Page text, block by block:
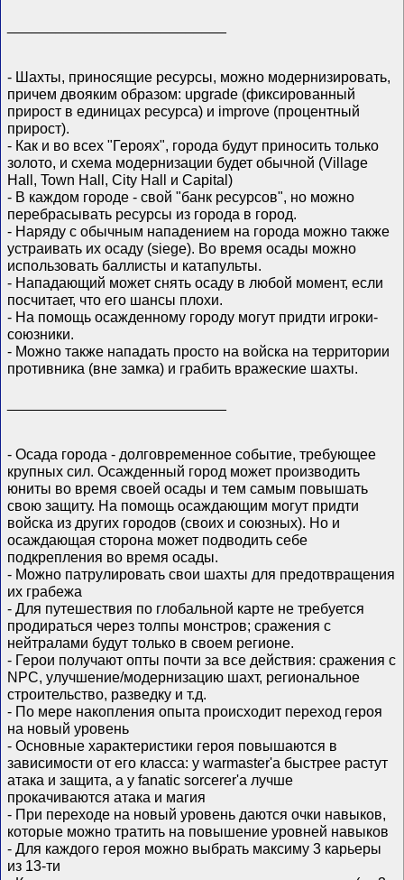
- Шахты, приносящие ресурсы, можно модернизировать,
причем двояким образом: upgrade (фиксированный
прирост в единицах ресурса) и improve (процентный
прирост).
- Как и во всех "Героях", города будут приносить только
золото, и схема модернизации будет обычной (Village
Hall, Town Hall, City Hall и Capital)
- В каждом городе - свой "банк ресурсов", но можно
перебрасывать ресурсы из города в город.
- Наряду с обычным нападением на города можно также
устраивать их осаду (siege). Во время осады можно
использовать баллисты и катапульты.
- Нападающий может снять осаду в любой момент, если
посчитает, что его шансы плохи.
- На помощь осажденному городу могут придти игроки-
союзники.
- Можно также нападать просто на войска на территории
противника (вне замка) и грабить вражеские шахты.
- Осада города - долговременное событие, требующее
крупных сил. Осажденный город может производить
юниты во время своей осады и тем самым повышать
свою защиту. На помощь осаждающим могут придти
войска из других городов (своих и союзных). Но и
осаждающая сторона может подводить себе
подкрепления во время осады.
- Можно патрулировать свои шахты для предотвращения
их грабежа
- Для путешествия по глобальной карте не требуется
продираться через толпы монстров; сражения с
нейтралами будут только в своем регионе.
- Герои получают опты почти за все действия: сражения с
NPC, улучшение/модернизацию шахт, региональное
строительство, разведку и т.д.
- По мере накопления опыта происходит переход героя
на новый уровень
- Основные характеристики героя повышаются в
зависимости от его класса: у warmaster'a быстрее растут
атака и защита, а у fanatic sorcerer'а лучше
прокачиваются атака и магия
- При переходе на новый уровень даются очки навыков,
которые можно тратить на повышение уровней навыков
- Для каждого героя можно выбрать максиму 3 карьеры
из 13-ти